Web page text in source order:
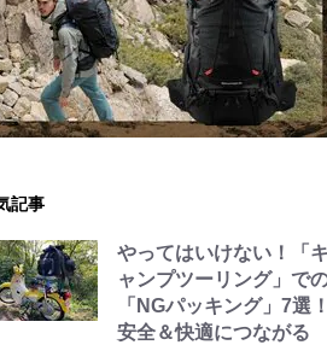
記事
やってはいけない！「キ
ャンプツーリング」で
「NGパッキング」7選！
安全＆快適につながる